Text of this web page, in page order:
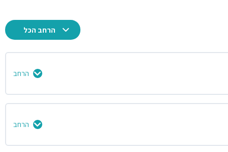
הרחב הכל
הרחב
0% הושלמו 0/16 שלבים
הרחב